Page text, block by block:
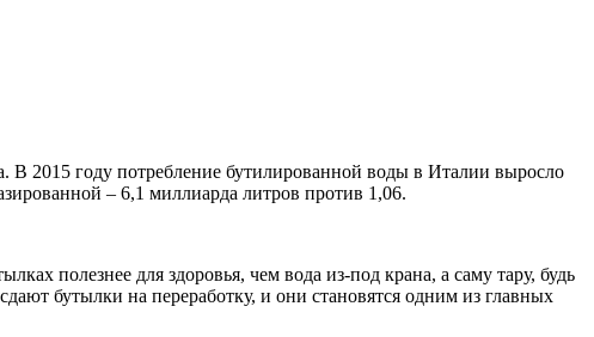
В 2015 году потребление бутилированной воды в Италии выросло
– 6,1 миллиарда литров против 1,06.
полезнее для здоровья, чем вода из-под крана, а саму тару, будь
бутылки на переработку, и они становятся одним из главных